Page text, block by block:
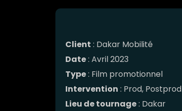
Client : Dakar Mobilité
Date: Avril 2023
Type: Film promotionnel
Intervention : Prod, Postprod
Lieu de tournage: Dakar